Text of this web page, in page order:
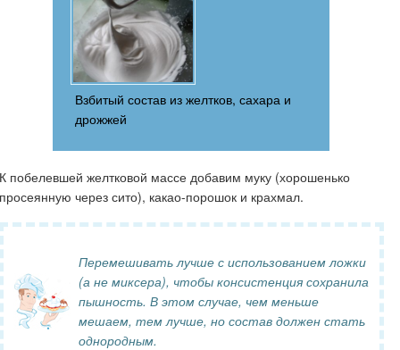
Взбитый состав из желтков, сахара и
дрожжей
К побелевшей желтковой массе добавим муку (хорошенько
просеянную через сито), какао-порошок и крахмал.
Перемешивать лучше с использованием ложки
(а не миксера), чтобы консистенция сохранила
пышность. В этом случае, чем меньше
мешаем, тем лучше, но состав должен стать
однородным.